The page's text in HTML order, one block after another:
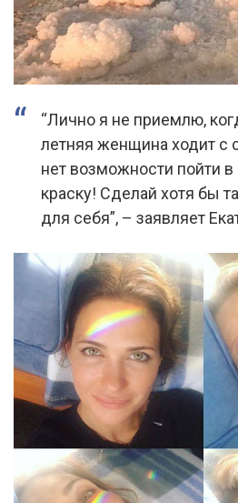
“Лично я не приемлю,
летняя женщина ходит с
нет возможности пойти в
краску! Сделай хотя бы
для себя”, – заявляет